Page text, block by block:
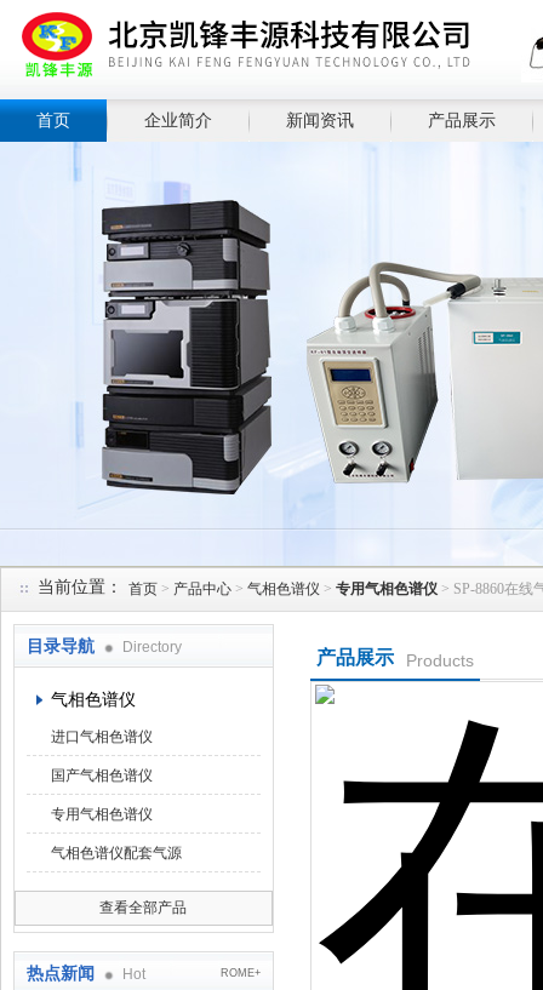
首页 企业简介 新闻资讯 产品展示
当前位置： 首页 > 产品中心 > 气相色谱仪 > 专用气相色谱仪 > SP-8860在
目录导航 Directory
气相色谱仪
进口气相色谱仪
国产气相色谱仪
专用气相色谱仪
气相色谱仪配套气源
查看全部产品
热点新闻 Hot ROME+
产品展示 Products